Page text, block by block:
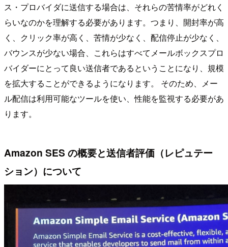
ス・プロバイダに送信する場合は、それらの苦情率がどれく
らいなのかを理解する必要があります。つまり、開封率が高
く、クリック率が高く、苦情が少なく、配信停止が少なく、
バウンスが少ない場合、これらはすべてメールボックスプロ
バイダーにとって良い送信者であるということになり、規模
を拡大することができるようになります。 そのため、メー
ル配信は利用可能なツールを使い、性能を監視する必要があ
ります。
Amazon SES の概要と送信者評価（レピュテー
ション）について